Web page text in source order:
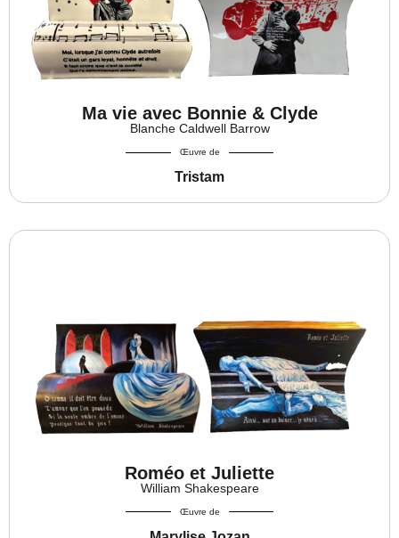
Ma vie avec Bonnie & Clyde
Blanche Caldwell Barrow
Œuvre de
Tristam
Roméo et Juliette
William Shakespeare
Œuvre de